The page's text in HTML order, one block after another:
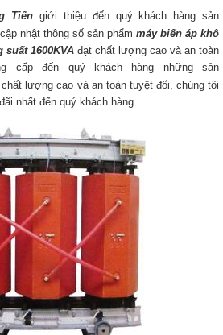
Tiến giới thiệu đến quý khách hàng sản
nhật thông số sản phẩm máy biến áp khô
suất 1600KVA đạt chất lượng cao và an toàn
cấp đến quý khách hàng những sản
lượng cao và an toàn tuyệt đối, chúng tôi
nhất đến quý khách hàng.